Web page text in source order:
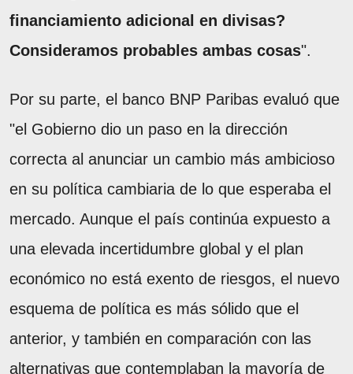
financiamiento adicional en divisas?
Consideramos probables ambas cosas".
Por su parte, el banco BNP Paribas evaluó que
"el Gobierno dio un paso en la dirección
correcta al anunciar un cambio más ambicioso
en su política cambiaria de lo que esperaba el
mercado. Aunque el país continúa expuesto a
una elevada incertidumbre global y el plan
económico no está exento de riesgos, el nuevo
esquema de política es más sólido que el
anterior, y también en comparación con las
alternativas que contemplaban la mayoría de